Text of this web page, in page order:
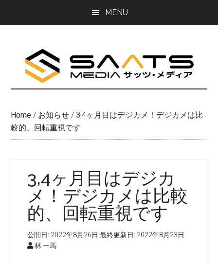
MENU
Home / お知らせ / 3,4ヶ月目はデジカメ！デジカメは比
較的、回転重視です
3,4ヶ月目はデジカ
メ！デジカメは比較
的、回転重視です
公開日: 2022年8月26日 最終更新日: 2022年8月23日
林 一馬